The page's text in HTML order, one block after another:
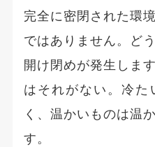
完全に密閉された環
ではありません。ど
開け閉めが発生しま
はそれがない。冷た
く、温かいものは温
す。